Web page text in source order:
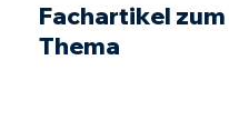
Fachartikel zum
Thema